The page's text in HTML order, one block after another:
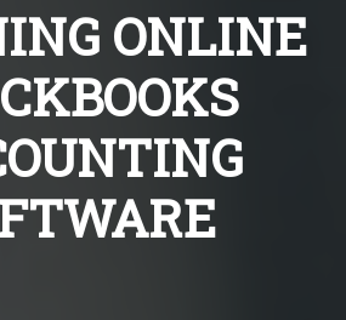
ONLINE